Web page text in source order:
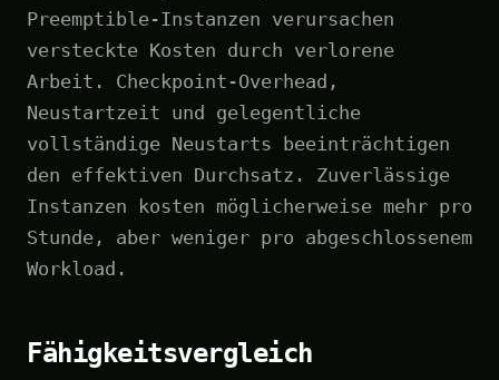
Preemptible-Instanzen verursachen
versteckte Kosten durch verlorene
Arbeit. Checkpoint-Overhead,
Neustartzeit und gelegentliche
vollständige Neustarts beeinträchtigen
den effektiven Durchsatz. Zuverlässige
Instanzen kosten möglicherweise mehr pro
Stunde, aber weniger pro abgeschlossenem
Workload.
Fähigkeitsvergleich